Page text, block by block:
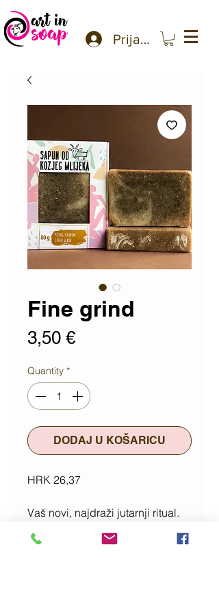
Prijavi se
Fine grind
3,50 €Price
Quantity *
DODAJ U KOŠARICU
HRK 26,37
Vaš novi, najdraži jutarnji ritual.
Kremasta, a opet nevjerojatno
učinkovita, ova pločica s kavom